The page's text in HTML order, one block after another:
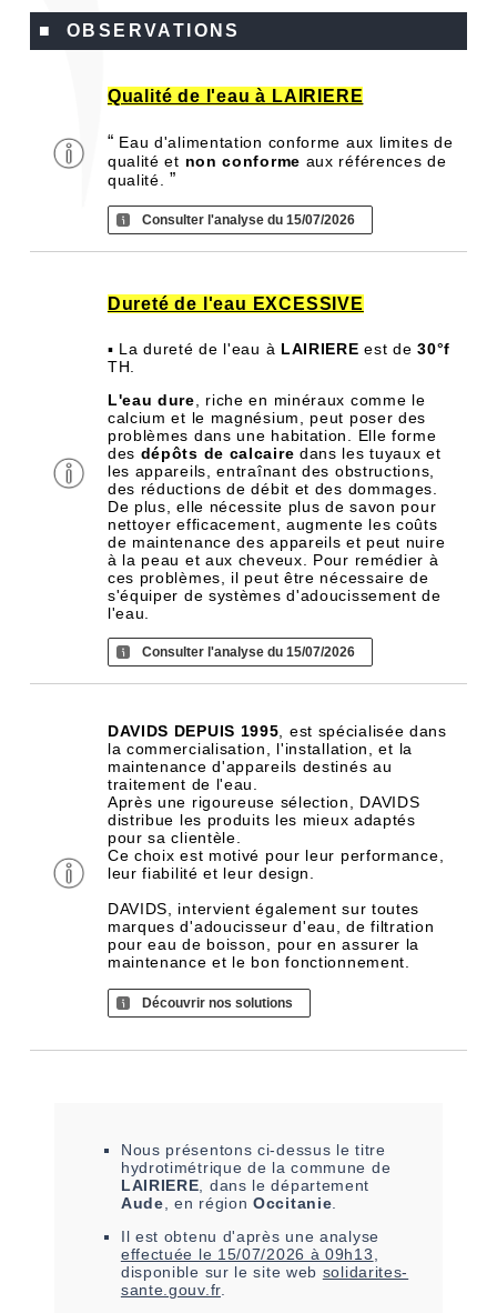
■ OBSERVATIONS
Qualité de l'eau à LAIRIERE
“ Eau d'alimentation conforme aux limites de
qualité et non conforme aux références de
qualité.”
Consulter l'analyse du 15/07/2026
Dureté de l'eau EXCESSIVE
▪ La dureté de l'eau à LAIRIERE est de30°f
TH.
L'eau dure , riche en minéraux comme le
calcium et le magnésium, peut poser des
problèmes dans une habitation. Elle forme
des dépôts de calcaire dans les tuyaux et
les appareils, entraînant des obstructions,
des réductions de débit et des dommages.
De plus, elle nécessite plus de savon pour
nettoyer efficacement, augmente les coûts
de maintenance des appareils et peut nuire
à la peau et aux cheveux. Pour remédier à
ces problèmes, il peut être nécessaire de
s'équiper de systèmes d'adoucissement de
l'eau.
Consulter l'analyse du 15/07/2026
DAVIDS DEPUIS 1995 , est spécialisée dans
la commercialisation, l'installation, et la
maintenance d'appareils destinés au
traitement de l'eau.
Après une rigoureuse sélection, DAVIDS
distribue les produits les mieux adaptés
pour sa clientèle.
Ce choix est motivé pour leur performance,
leur fiabilité et leur design.
DAVIDS, intervient également sur toutes
marques d'adoucisseur d'eau, de filtration
pour eau de boisson, pour en assurer la
maintenance et le bon fonctionnement.
Découvrir nos solutions
Nous présentons ci-dessus le titre
hydrotimétrique de la commune de
LAIRIERE , dans le département
Aude , en régionOccitanie
Il est obtenu d'après une analyse
effectuée le 15/07/2026 à 09h13
disponible sur le site web solidarites-
sante.gouv.fr.